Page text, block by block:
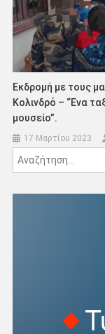
Εκδρομή με τους
Κολινδρό – “Ενα
μουσείο”.
17 Μαρτίου 2023